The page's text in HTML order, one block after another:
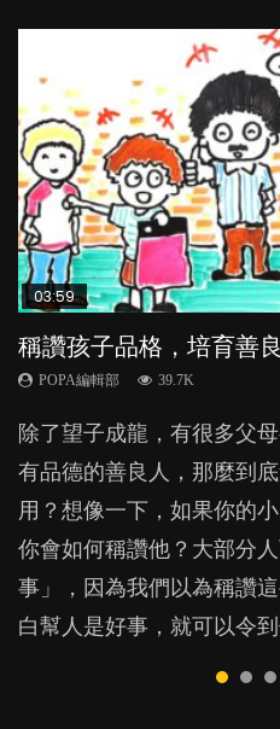
03:59
稱讚孩子品格，培育善
POPA編輯部 39.7K
除了望子成龍，有很多父
有品德的善良人，那麼到
用？想像一下，如果你的
你會如何稱讚他？大部分
事」，因為我們以為稱讚
白幫人是好事，就可以令
03:41
BB口腔期乜都放入口，
POPA編輯部 25.5K
BB最喜歡隨手拿起什麼都
成吮手指的習慣，大個就
他們放東西入口，隨時會
04:28
管教｜唔打得，唔罵得
POPA編輯部 36.2K
很多家長期望以time-out
令他失控的情境隔離，從
法，卻隱藏著危機，隨時
03:31
【動畫】父母信念如何
POPA編輯部 20.2K
俗語有云「好醜命生成」
來有沒有成就，是不是早
長的信念才是關鍵，並會
表現……...
03:48
親子閱讀方法與技巧 用
事？
親子共讀的好處不需多說
時，會用書面語朗讀，還
式都各有影響？...